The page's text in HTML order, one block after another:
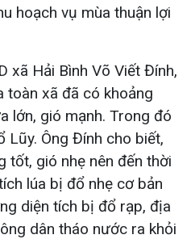
hoạch vụ mùa thuận lợi
xã Hải Bình Võ Viết Đính,
toàn xã đã có khoảng
lớn, gió mạnh. Trong đó
Lũy. Ông Đính cho biết,
tốt, gió nhẹ nên đến thời
lúa bị đổ nhẹ cơ bản
diện tích bị đổ rạp, địa
dân tháo nước ra khỏi